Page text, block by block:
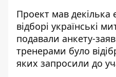
Проект мав декілька
відборі українські
подавали анкету-
тренерами було
яких запросили до